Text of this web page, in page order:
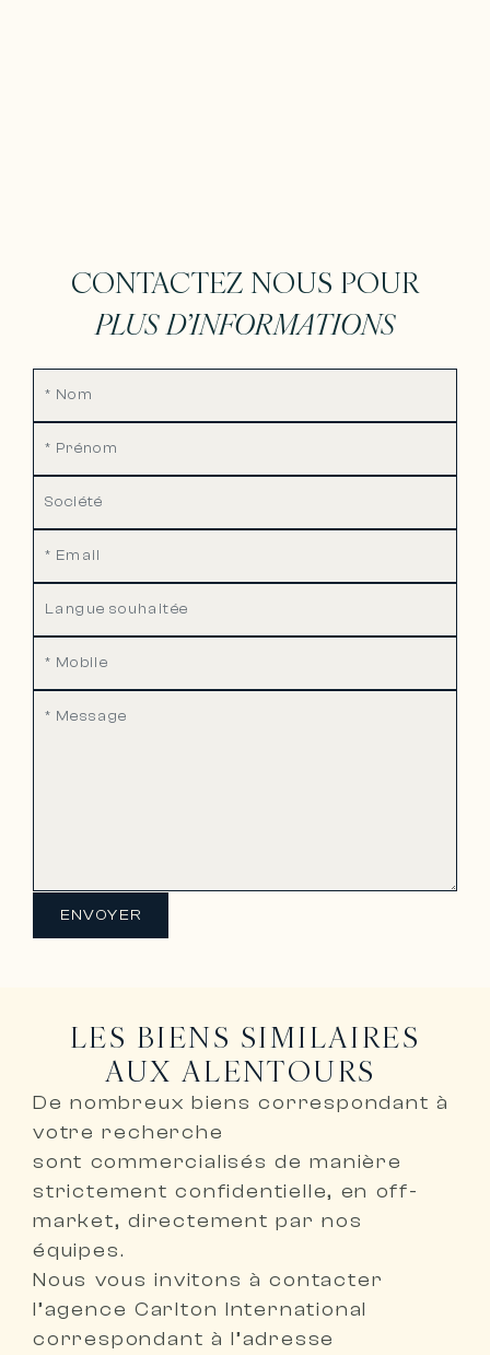
CONTACTEZ NOUS POUR
PLUS D’INFORMATIONS
ENVOYER
LES BIENS SIMILAIRES
AUX ALENTOURS
De nombreux biens correspondant à
votre recherche
sont commercialisés de manière
strictement confidentielle, en off-
market, directement par nos
équipes.
Nous vous invitons àcontacter
l’agence Carlton International
correspondant à l’adresse